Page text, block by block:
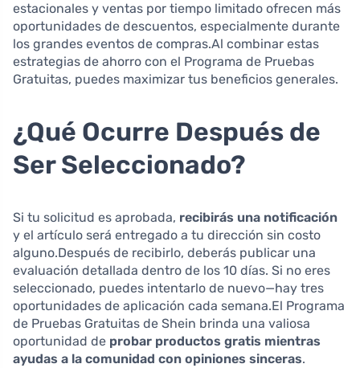
estacionales y ventas por tiempo limitado ofrecen más
oportunidades de descuentos, especialmente durante
los grandes eventos de compras.Al combinar estas
estrategias de ahorro con el Programa de Pruebas
Gratuitas, puedes maximizar tus beneficios generales.
¿Qué Ocurre Después de
Ser Seleccionado?
Si tu solicitud es aprobada, recibirás una notificación
y el artículo será entregado a tu dirección sin costo
alguno.Después de recibirlo, deberás publicar una
evaluación detallada dentro de los 10 días. Si no eres
seleccionado, puedes intentarlo de nuevo—hay tres
oportunidades de aplicación cada semana.El Programa
de Pruebas Gratuitas de Shein brinda una valiosa
oportunidad de probar productos gratis mientras
ayudas a la comunidad con opiniones sinceras.